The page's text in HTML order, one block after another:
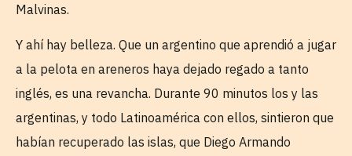
Malvinas.
Y ahí hay belleza. Que un argentino que aprendió a jugar
a la pelota en areneros haya dejado regado a tanto
inglés, es una revancha. Durante 90 minutos los y las
argentinas, y todo Latinoamérica con ellos, sintieron que
habían recuperado las islas, que Diego Armando